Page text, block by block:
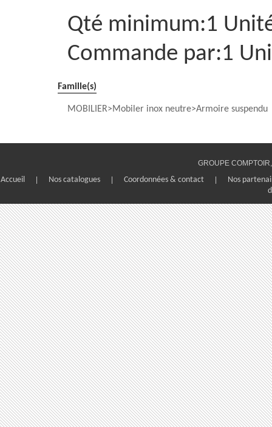
Qté minimum:1
Commande par:1
Famille(s)
MOBILIER Mobiler inox neutre Armoire suspendu
GROUPE
Accueil Nos catalogues Coordonnées & contact
Nos